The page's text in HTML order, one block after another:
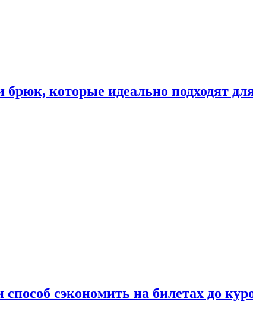
которые идеально подходят
сэкономить на билетах до